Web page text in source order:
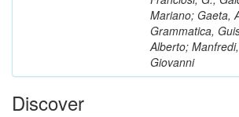
Mariano; Gaeta,
Grammatica,
Alberto;
Giovanni
Discover